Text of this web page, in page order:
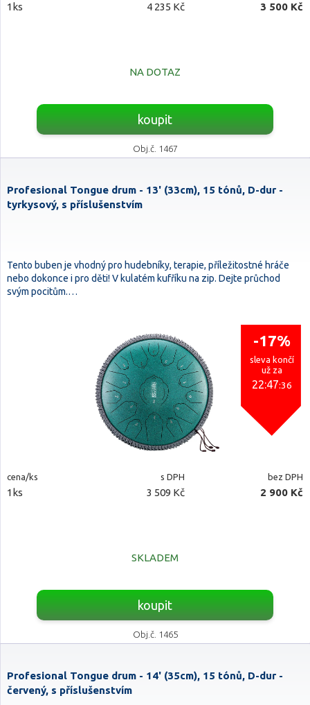
1ks 4 235 Kč 3 500 Kč
NA DOTAZ
koupit
Obj.č. 1467
Profesional Tongue drum - 13' (33cm), 15 tónů, D-dur -
tyrkysový, s příslušenstvím
Tento buben je vhodný pro hudebníky, terapie, příležitostné hráče
nebo dokonce i pro děti! V kulatém kufříku na zip. Dejte průchod
svým pocitům.…
-17%
sleva končí
už za
22:47:35
cena/ks s DPH bez DPH
1ks 3 509 Kč 2 900 Kč
SKLADEM
koupit
Obj.č. 1465
Profesional Tongue drum - 14' (35cm), 15 tónů, D-dur -
červený, s příslušenstvím